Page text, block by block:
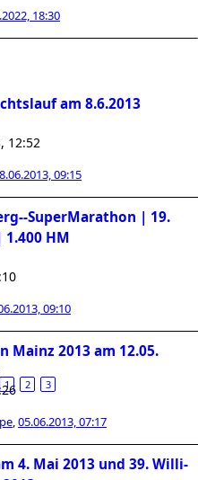
18:30
am 8.6.2013
12:52
09:15
SuperMarathon | 19.
HM
09:10
Mainz 2013 am 12.05.
1 2 3
,05.06.2013, 07:17
4. Mai 2013 und 39. Willi-